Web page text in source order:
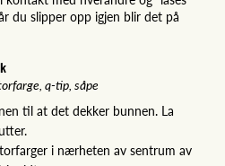
du slipper opp igjen blir det på
q-tip, såpe
til at det dekker bunnen. La
i nærheten av sentrum av